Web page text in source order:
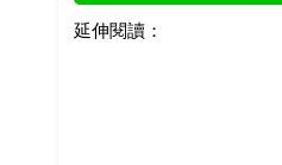
延伸閱讀：